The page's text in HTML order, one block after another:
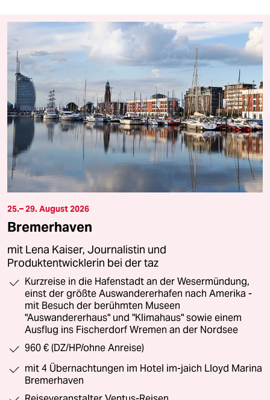
25.– 29. August 2026
Bremerhaven
mit Lena Kaiser, Journalistin und
Produktentwicklerin bei der taz
Kurzreise in die Hafenstadt an der Wesermündung,
einst der größte Auswandererhafen nach Amerika -
mit Besuch der berühmten Museen
"Auswandererhaus" und "Klimahaus" sowie einem
Ausflug ins Fischerdorf Wremen an der Nordsee
960 € (DZ/HP/ohne Anreise)
mit 4 Übernachtungen im Hotel im-jaich Lloyd Marina
Bremerhaven